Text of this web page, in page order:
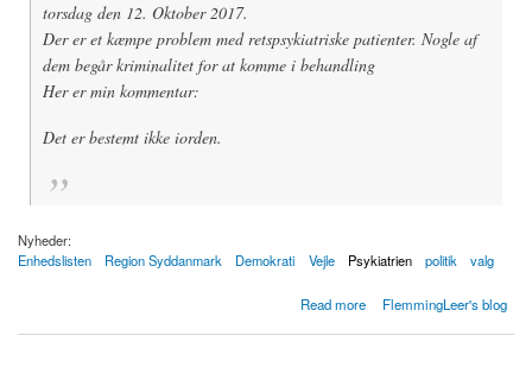
torsdag den 12. Oktober 2017.
Der er et kæmpe problem med retspsykiatriske patienter. Nogle af
dem begår kriminalitet for at komme i behandling
Her er min kommentar:
Det er bestemt ikke iorden.
Nyheder:
Enhedslisten
Region Syddanmark Demokrati Vejle Psykiatrien politik valg
Read more
about Station 2 For syg til straf: Ingen psykisk syge skal begå kriminalitet for at komme i
FlemmingLeer's blog